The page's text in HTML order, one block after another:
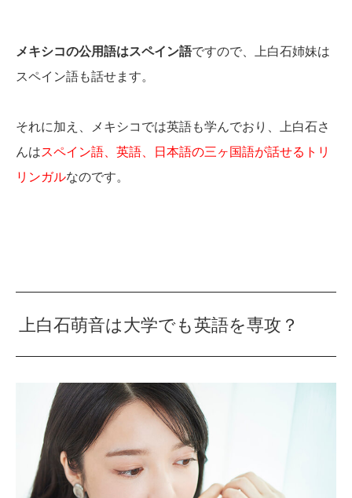
メキシコの公用語はスペイン語ですので、上白石姉妹は
スペイン語も話せます。
それに加え、メキシコでは英語も学んでおり、上白石さ
んはスペイン語、英語、日本語の三ヶ国語が話せるトリ
リンガルなのです。
上白石萌音は大学でも英語を専攻？